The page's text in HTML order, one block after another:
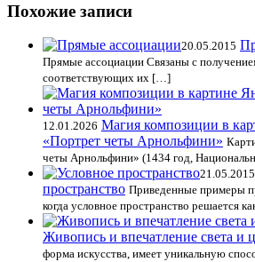
Похожие записи
20.05.2015
Прямые ассоциации Связаны с
соответствующих их […]
12.01.2026 Магия композиции в
«Портрет четы Арнольфини»
четы Арнольфини» (1434 год,
21.05.2015
пространство Приведенные примеры
когда условное пространство решается
Живопись и впечатление света и
форма искусства, имеет уникальную